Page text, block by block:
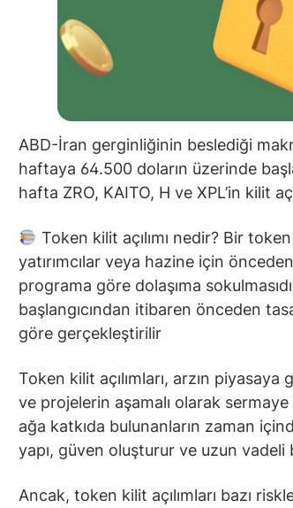
ABD-İran gerginliğinin beslediği
haftaya 64.500 doların üzerinde
hafta ZRO, KAITO, H ve XPL’in kilit
Token kilit açılımı nedir? Bir
yatırımcılar veya hazine için
programa göre dolaşıma
başlangıcından itibaren önceden
göre gerçekleştirilir
Token kilit açılımları, arzın
ve projelerin aşamalı olarak sermaye
ağa katkıda bulunanların zaman
yapı, güven oluşturur ve uzun vadeli
Ancak, token kilit açılımları bazı